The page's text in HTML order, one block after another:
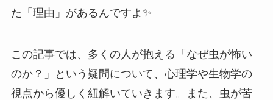
た「理由」があるんですよ✨
この記事では、多くの人が抱える「なぜ虫が怖い
のか？」という疑問について、心理学や生物学の
視点から優しく紐解いていきます。また、虫が苦